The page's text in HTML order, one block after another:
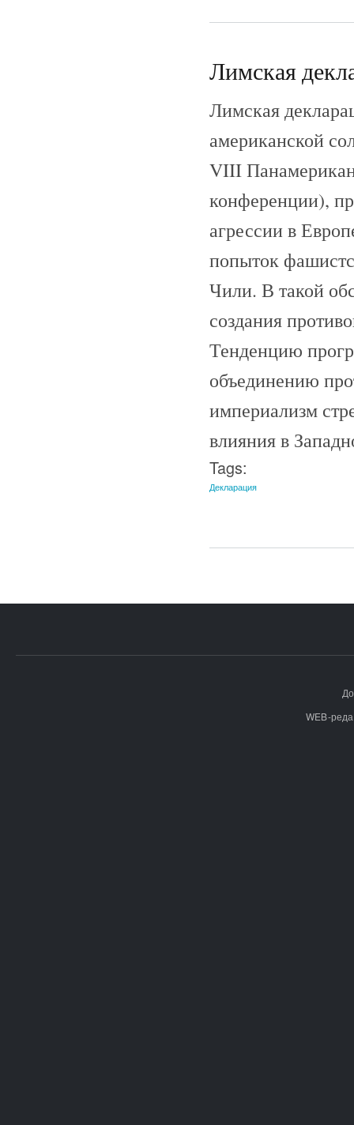
Лимская
Лимская
американской
VIII
конференции),
агрессии в
попыток
Чили. В такой
создания
Тенденцию
объединению
империализм
влияния в
Tags:
Декларация
WEB-